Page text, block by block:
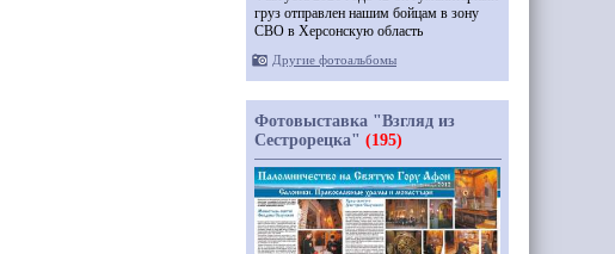
груз отправлен нашим бойцам в зону
СВО в Херсонскую область
Другие фотоальбомы
Фотовыставка "Взгляд из
Сестрорецка" (195)